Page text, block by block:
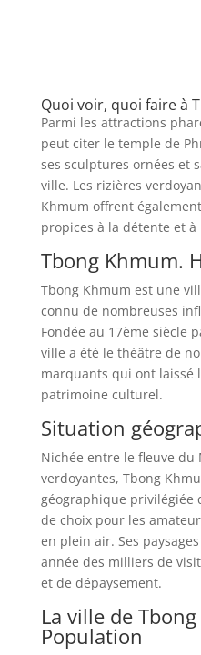
Quoi voir, quoi faire à
Parmi les attractions
peut citer le temple de
ses sculptures ornées et
ville. Les rizières
Khmum offrent
propices à la détente et à
Tbong Khmum.
Tbong Khmum est une
connu de nombreuses
Fondée au 17ème siècle
ville a été le théâtre de
marquants qui ont laissé
patrimoine culturel.
Situation
Nichée entre le fleuve du
verdoyantes, Tbong
géographique privilégiée
de choix pour les
en plein air. Ses
année des milliers de
et de dépaysement.
La ville de
Population